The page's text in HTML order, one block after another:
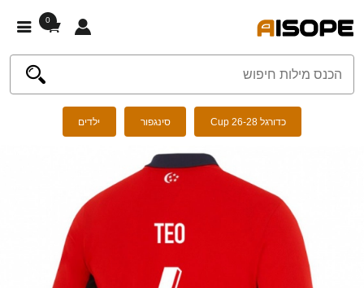
0
כדורגל Cup 26-28 סינגפור ילדים